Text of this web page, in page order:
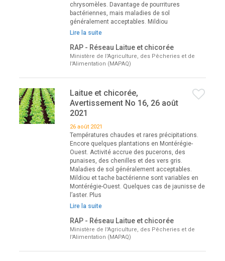
chrysomèles. Davantage de pourritures
bactériennes, mais maladies de sol
généralement acceptables. Mildiou
Lire la suite
RAP - Réseau Laitue et chicorée
Ministère de l'Agriculture, des Pêcheries et de
l'Alimentation (MAPAQ)
Laitue et chicorée,
Avertissement No 16, 26 août
2021
26 août 2021
Températures chaudes et rares précipitations.
Encore quelques plantations en Montérégie-
Ouest. Activité accrue des pucerons, des
punaises, des chenilles et des vers gris.
Maladies de sol généralement acceptables.
Mildiou et tache bactérienne sont variables en
Montérégie-Ouest. Quelques cas de jaunisse de
l’aster. Plus
Lire la suite
RAP - Réseau Laitue et chicorée
Ministère de l'Agriculture, des Pêcheries et de
l'Alimentation (MAPAQ)